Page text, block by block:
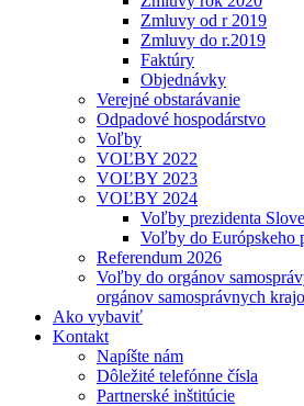
Zmluvy od r 2019
Zmluvy do r.2019
Faktúry
Objednávky
Verejné obstarávanie
Odpadové hospodárstvo
Voľby
VOĽBY 2022
VOĽBY 2023
VOĽBY 2024
Voľby prezidenta
Voľby do Európskeho
Referendum 2026
Voľby do orgánov
orgánov samosprávnych
Ako vybaviť
Kontakt
Napíšte nám
Dôležité telefónne čísla
Partnerské inštitúcie